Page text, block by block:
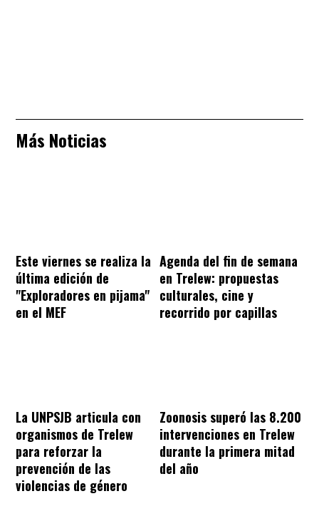
Más Noticias
Este viernes se realiza la
última edición de
"Exploradores en pijama"
en el MEF
Agenda del fin de semana
en Trelew: propuestas
culturales, cine y
recorrido por capillas
La UNPSJB articula con
organismos de Trelew
para reforzar la
prevención de las
violencias de género
Zoonosis superó las 8.200
intervenciones en Trelew
durante la primera mitad
del año